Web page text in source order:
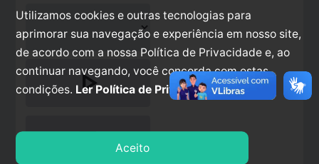
play_arrow
stop
Utilizamos cookies e outras tecnologias para
aprimorar sua navegação e experiência em nosso site,
de acordo com a nossa Política de Privacidade e, ao
continuar navegando, você concorda com estas
condições. Ler Política de Privacidade.
Aceito